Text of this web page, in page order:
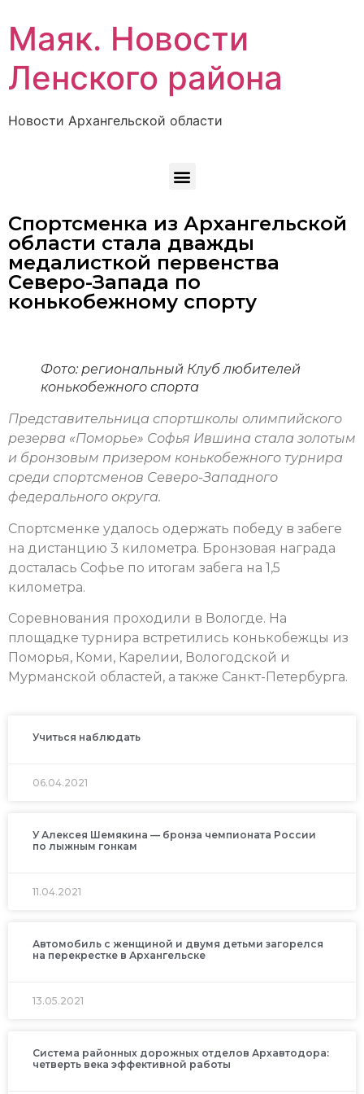
Маяк. Новости
Ленского района
Новости Архангельской области
Спортсменка из Архангельской
области стала дважды
медалисткой первенства
Северо-Запада по
конькобежному спорту
Фото: региональный Клуб любителей
конькобежного спорта
Представительница спортшколы олимпийского
резерва «Поморье» Софья Ившина стала золотым
и бронзовым призером конькобежного турнира
среди спортсменов Северо-Западного
федерального округа.
Спортсменке удалось одержать победу в забеге
на дистанцию 3 километра. Бронзовая награда
досталась Софье по итогам забега на 1,5
километра.
Соревнования проходили в Вологде. На
площадке турнира встретились конькобежцы из
Поморья, Коми, Карелии, Вологодской и
Мурманской областей, а также Санкт-Петербурга.
Учиться наблюдать
06.04.2021
У Алексея Шемякина — бронза чемпионата России
по лыжным гонкам
11.04.2021
Автомобиль с женщиной и двумя детьми загорелся
на перекрестке в Архангельске
13.05.2021
Система районных дорожных отделов Архавтодора:
четверть века эффективной работы